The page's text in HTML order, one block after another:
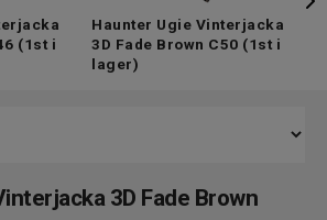
(1st i
Haunter Ugie Vinterjacka
3D Fade Brown C50 (1st i
lager)
3D Fade Brown